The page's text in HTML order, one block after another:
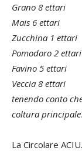
Grano 8 ettari
Mais 6 ettari
Zucchina 1 ettari
Pomodoro 2 ettari
Favino 5 ettari
Veccia 8 ettari
tenendo conto
coltura
La Circolare